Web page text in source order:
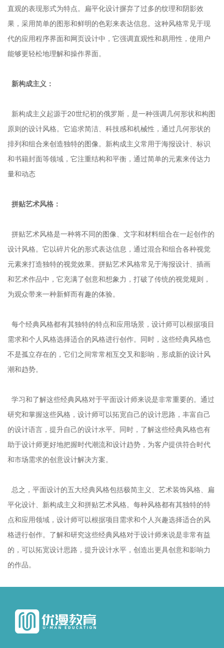
直观的表现形式为特点。扁平化设计摒弃了过多的纹理和阴影效
果，采用简单的图形和鲜明的色彩来表达信息。这种风格常见于现
代的应用程序界面和网页设计中，它强调直观性和易用性，使用户
能够更轻松地理解和操作界面。
新构成主义：
新构成主义起源于20世纪初的俄罗斯，是一种强调几何形状和构图
原则的设计风格。它追求简洁、科技感和机械性，通过几何形状的
排列和组合来创造独特的图像。新构成主义常用于海报设计、标识
和书籍封面等领域，它注重结构和平衡，通过简单的元素来传达力
量和动态
拼贴艺术风格：
拼贴艺术风格是一种将不同的图像、文字和材料组合在一起创作的
设计风格。它以碎片化的形式表达信息，通过混合和组合各种视觉
元素来打造独特的视觉效果。拼贴艺术风格常见于海报设计、插画
和艺术作品中，它充满了创意和想象力，打破了传统的视觉规则，
为观众带来一种新鲜而有趣的体验。
每个经典风格都有其独特的特点和应用场景，设计师可以根据项目
需求和个人风格选择适合的风格进行创作。同时，这些经典风格也
不是孤立存在的，它们之间常常相互交叉和影响，形成新的设计风
潮和趋势。
学习和了解这些经典风格对于平面设计师来说是非常重要的。通过
研究和掌握这些风格，设计师可以拓宽自己的设计思路，丰富自己
的设计语言，提升自己的设计水平。同时，了解这些经典风格也有
助于设计师更好地把握时代潮流和设计趋势，为客户提供符合时代
和市场需求的创意设计解决方案。
总之，平面设计的五大经典风格包括极简主义、艺术装饰风格、扁
平化设计、新构成主义和拼贴艺术风格。每种风格都有其独特的特
点和应用领域，设计师可以根据项目需求和个人兴趣选择适合的风
格进行创作。了解和研究这些经典风格对于设计师来说是非常有益
的，可以拓宽设计思路，提升设计水平，创造出更具创意和影响力
的作品。